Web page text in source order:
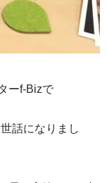
ーf-Bizで
話になりまし